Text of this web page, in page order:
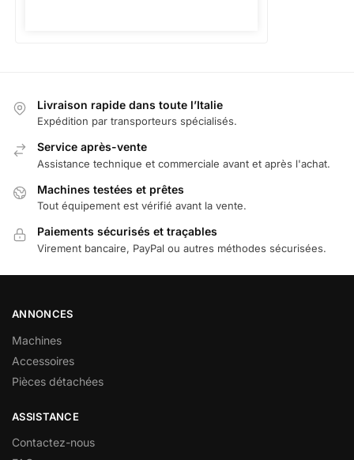
Livraison rapide dans toute l’Italie
Expédition par transporteurs spécialisés.
Service après-vente
Assistance technique et commerciale avant et après l'achat.
Machines testées et prêtes
Tout équipement est vérifié avant la vente.
Paiements sécurisés et traçables
Virement bancaire, PayPal ou autres méthodes sécurisées.
ANNONCES
Machines
Accessoires
Pièces détachées
ASSISTANCE
Contactez-nous